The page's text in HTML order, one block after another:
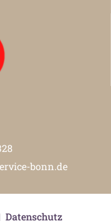
bonn.de
Datenschutz